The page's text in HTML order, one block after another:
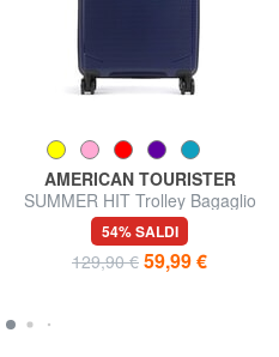
AMERICAN TOURISTER
SUMMER HIT Trolley Bagaglio
a Mano
54% SALDI
129,90 € 59,99 €